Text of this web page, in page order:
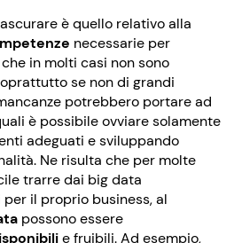
è quello relativo alla
necessarie per
in molti casi non sono
se non di grandi
potrebbero portare ad
è possibile ovviare solamente
adeguati e sviluppando
Ne risulta che per molte
trarre dai big data
il proprio business, al
possono essere
e fruibili. Ad esempio,